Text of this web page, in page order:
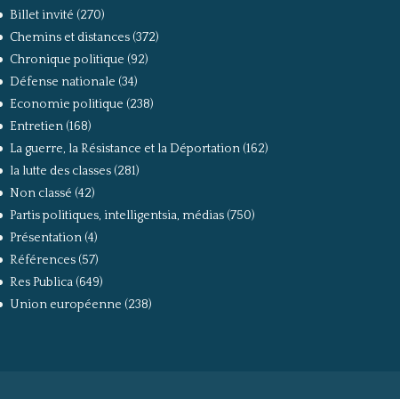
Billet invité (270)
Chemins et distances(372)
Chronique politique (92)
Défense nationale (34)
Economie politique (238)
Entretien(168)
La guerre, la Résistance et la Déportation(162)
la lutte des classes(281)
Non classé (42)
Partis politiques, intelligentsia, médias(750)
Présentation(4)
Références(57)
Res Publica(649)
Union européenne (238)